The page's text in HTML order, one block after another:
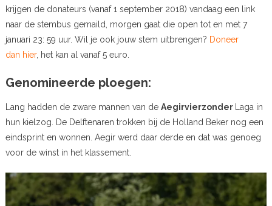
krijgen de donateurs (vanaf 1 september 2018) vandaag een link
naar de stembus gemaild, morgen gaat die open tot en met 7
januari 23: 59 uur. Wil je ook jouw stem uitbrengen? Doneer
dan hier, het kan al vanaf 5 euro.
Genomineerde ploegen:
Lang hadden de zware mannen van de Aegirvierzonder
Laga in
hun kielzog. De Delftenaren trokken bij de Holland Beker nog een
eindsprint en wonnen. Aegir werd daar derde en dat was genoeg
voor de winst in het klassement.